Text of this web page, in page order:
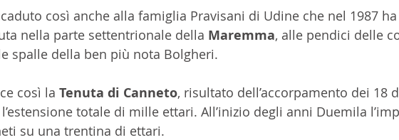
così anche alla famiglia Pravisani di Udine che nel 1987
nella parte settentrionale della Maremma, alle pendici delle
spalle della ben più nota Bolgheri.
così la Tenuta di Canneto, risultato dell’accorpamento dei 18
totale di mille ettari. All’inizio degli anni Duemila
su una trentina di ettari.